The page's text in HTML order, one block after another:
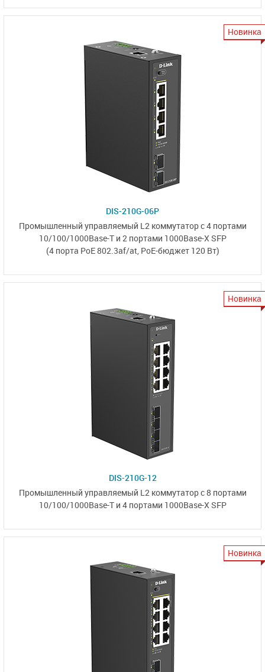
Новинка
DIS-210G-06P
Промышленный управляемый L2 коммутаторс 4 портами
10/100/1000Base-Tи 2 портами 1000Base-X SFP
(4 порта PoE 802.3af/at, PoE-бюджет 120 Вт)
Новинка
DIS-210G-12
Промышленный управляемый L2 коммутаторс 8 портами
10/100/1000Base-Tи 4 портами 1000Base-X SFP
Новинка